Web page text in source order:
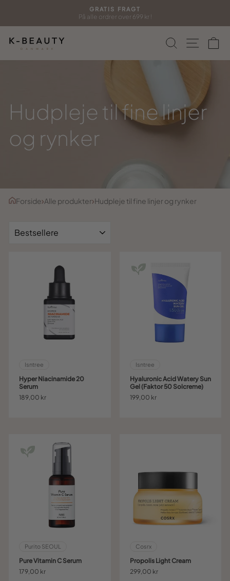
indhold
Sæt
GRATIS FRAGT
På alle ordrer over 699 kr !
Søg Side
Hudpleje til fine linjer
og rynker
Forside Alle produkter Hudpleje til fine linjer og rynker
Isntree
Hyper Niacinamide 20
Serum
189,00 kr
Isntree
Hyaluronic Acid Watery Sun
Gel (Faktor 50 Solcreme)
199,00 kr
Purito SEOUL
Pure Vitamin C Serum
179,00 kr
Cosrx
Propolis Light Cream
299,00 kr